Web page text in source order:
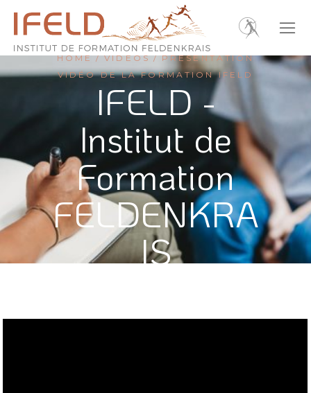
HOME VIDÉOS
PRÉSENTATION
VIDÉO DE LA FORMATION IFELD
IFELD -
Institut de
Formation
FELDENKRA
IS